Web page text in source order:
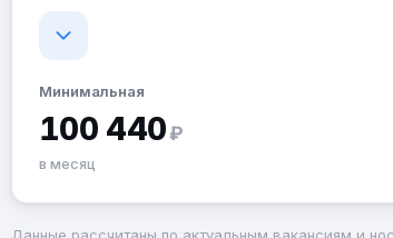
Минимальная
100 440 ₽
в месяц